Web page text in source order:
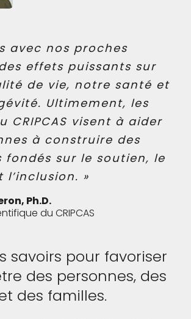
savoirs pour favoriser
des personnes, des
des familles.
avec nos proches
effets puissants sur
de vie, notre santé et
Ultimement, les
CRIPCAS visent à aider
à construire des
fondés sur le soutien, le
l’inclusion. »
Ph.D.
du CRIPCAS